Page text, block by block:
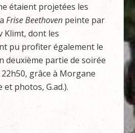
étaient projetées les
Frise Beethoven peinte par
Klimt, dont les
pu profiter également le
deuxième partie de soirée
grâce à Morgane
photos, G.ad.).